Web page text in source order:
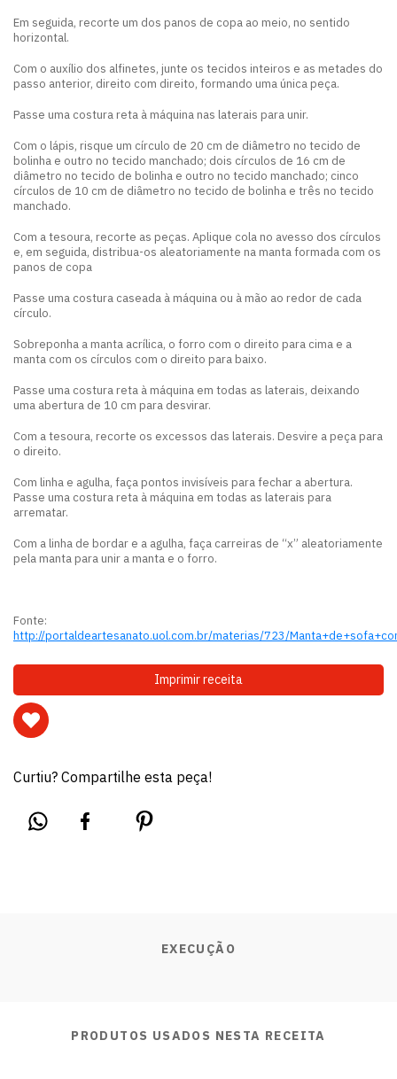
Em seguida, recorte um dos panos de copa ao meio, no sentido
horizontal.
Com o auxílio dos alfinetes, junte os tecidos inteiros e as metades do
passo anterior, direito com direito, formando uma única peça.
Passe uma costura reta à máquina nas laterais para unir.
Com o lápis, risque um círculo de 20 cm de diâmetro no tecido de
bolinha e outro no tecido manchado; dois círculos de 16 cm de
diâmetro no tecido de bolinha e outro no tecido manchado; cinco
círculos de 10 cm de diâmetro no tecido de bolinha e três no tecido
manchado.
Com a tesoura, recorte as peças. Aplique cola no avesso dos círculos
e, em seguida, distribua-os aleatoriamente na manta formada com os
panos de copa
Passe uma costura caseada à máquina ou à mão ao redor de cada
círculo.
Sobreponha a manta acrílica, o forro com o direito para cima e a
manta com os círculos com o direito para baixo.
Passe uma costura reta à máquina em todas as laterais, deixando
uma abertura de 10 cm para desvirar.
Com a tesoura, recorte os excessos das laterais. Desvire a peça para
o direito.
Com linha e agulha, faça pontos invisíveis para fechar a abertura.
Passe uma costura reta à máquina em todas as laterais para
arrematar.
Com a linha de bordar e a agulha, faça carreiras de “x” aleatoriamente
pela manta para unir a manta e o forro.
Fonte:
http://portaldeartesanato.uol.com.br/materias/723/
Imprimir receita
Curtiu? Compartilhe esta peça!
EXECUÇÃO
PRODUTOS USADOS NESTA RECEITA